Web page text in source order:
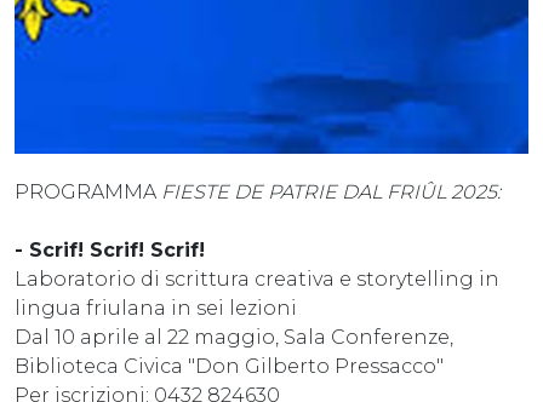
PROGRAMMA FIESTE DE PATRIE DAL FRIÛL 2025:
- Scrif! Scrif! Scrif!
Laboratorio di scrittura creativa e storytelling in
lingua friulana in sei lezioni
Dal 10 aprile al 22 maggio, Sala Conferenze,
Biblioteca Civica "Don Gilberto Pressacco"
Per iscrizioni: 0432 824630